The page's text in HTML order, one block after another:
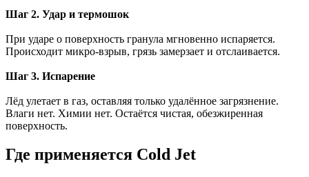
Шаг 2. Удар и термошок
При ударе о поверхность гранула мгновенно испаряется.
Происходит микро-взрыв, грязь замерзает и отслаивается.
Шаг 3. Испарение
Лёд улетает в газ, оставляя только удалённое загрязнение.
Влаги нет. Химии нет. Остаётся чистая, обезжиренная
поверхность.
Где применяется Cold Jet